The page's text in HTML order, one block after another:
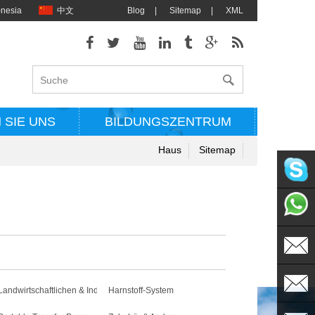
中文 Blog Sitemap XML
SIE UNS BILDUNGSZENTRUM
Haus Sitemap
Landwirtschaftlichen & Industrielle Pumpen
Harnstoff-System